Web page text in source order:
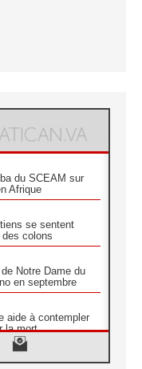
du SCEAM sur
Afrique
se sentent
colons
Notre Dame du
en septembre
aide à contempler
la mort
projet Triennal d'art